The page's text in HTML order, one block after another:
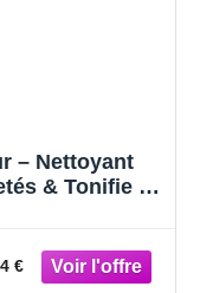
– Nettoyant
& Tonifie La
200 ml
4 €